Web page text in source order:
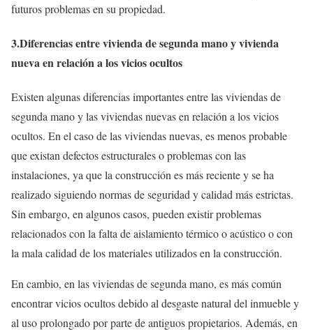
futuros problemas en su propiedad.
3.Diferencias entre vivienda de segunda mano y vivienda
nueva en relación a los vicios ocultos
Existen algunas diferencias importantes entre las viviendas de
segunda mano y las viviendas nuevas en relación a los vicios
ocultos. En el caso de las viviendas nuevas, es menos probable
que existan defectos estructurales o problemas con las
instalaciones, ya que la construcción es más reciente y se ha
realizado siguiendo normas de seguridad y calidad más estrictas.
Sin embargo, en algunos casos, pueden existir problemas
relacionados con la falta de aislamiento térmico o acústico o con
la mala calidad de los materiales utilizados en la construcción.
En cambio, en las viviendas de segunda mano, es más común
encontrar vicios ocultos debido al desgaste natural del inmueble y
al uso prolongado por parte de antiguos propietarios. Además, en